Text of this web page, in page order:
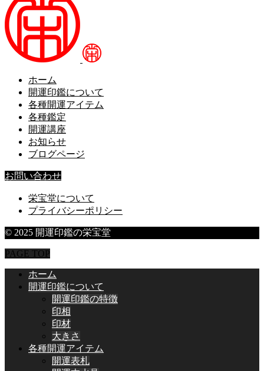
ホーム
開運印鑑について
各種開運アイテム
各種鑑定
開運講座
お知らせ
ブログページ
お問い合わせ
栄宝堂について
プライバシーポリシー
© 2025 開運印鑑の栄宝堂
PAGE TOP
ホーム
開運印鑑について
開運印鑑の特徴
印相
印材
大きさ
各種開運アイテム
開運表札